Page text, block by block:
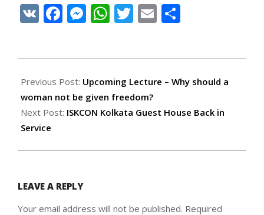
VK Facebook
Messenger
WhatsApp
Twitter
Email
02-
06
Previous Post: Upcoming Lecture – Why should a
woman not be given freedom?
Next Post: ISKCON Kolkata Guest House Back in
Service
LEAVE A REPLY
Your email address will not be published. Required